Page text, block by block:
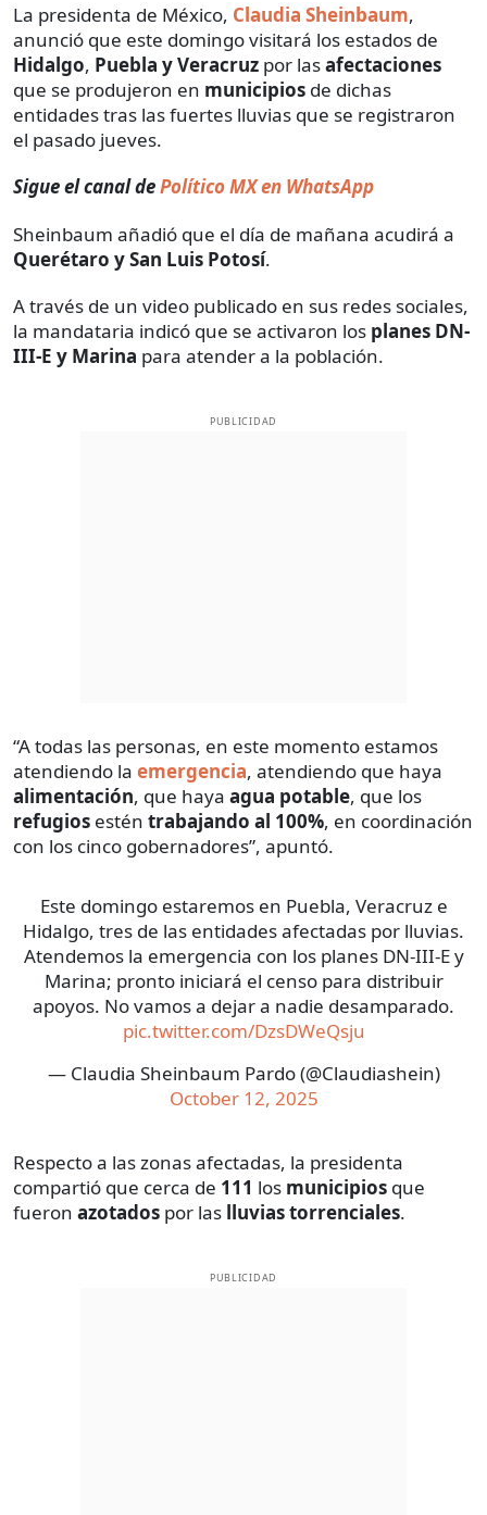
La presidenta de México, Claudia Sheinbaum,
anunció que este domingo visitará los estados de
Hidalgo, Puebla y Veracruz por lasafectaciones
que se produjeron en municipios de dichas
entidades tras las fuertes lluvias que se registraron
el pasado jueves.
Sigue el canal dePolítico MX en WhatsApp
Sheinbaum añadió que el día de mañana acudirá a
Querétaro y San Luis Potosí.
A través de un video publicado en sus redes sociales,
la mandataria indicó que se activaron los planes DN-
III-E y Marina para atender a la población.
PUBLICIDAD
“A todas las personas, en este momento estamos
atendiendo la emergencia, atendiendo que haya
alimentación, que haya agua potable, que los
refugios estén trabajando al 100%, en coordinación
con los cinco gobernadores”, apuntó.
Este domingo estaremos en Puebla, Veracruz e
Hidalgo, tres de las entidades afectadas por lluvias.
Atendemos la emergencia con los planes DN-III-E y
Marina; pronto iniciará el censo para distribuir
apoyos. No vamos a dejar a nadie desamparado.
pic.twitter.com/DzsDWeQsju
— Claudia Sheinbaum Pardo (@Claudiashein)
October 12, 2025
Respecto a las zonas afectadas, la presidenta
compartió que cerca de 111 los municipios que
fueron azotados por las lluvias torrenciales.
PUBLICIDAD